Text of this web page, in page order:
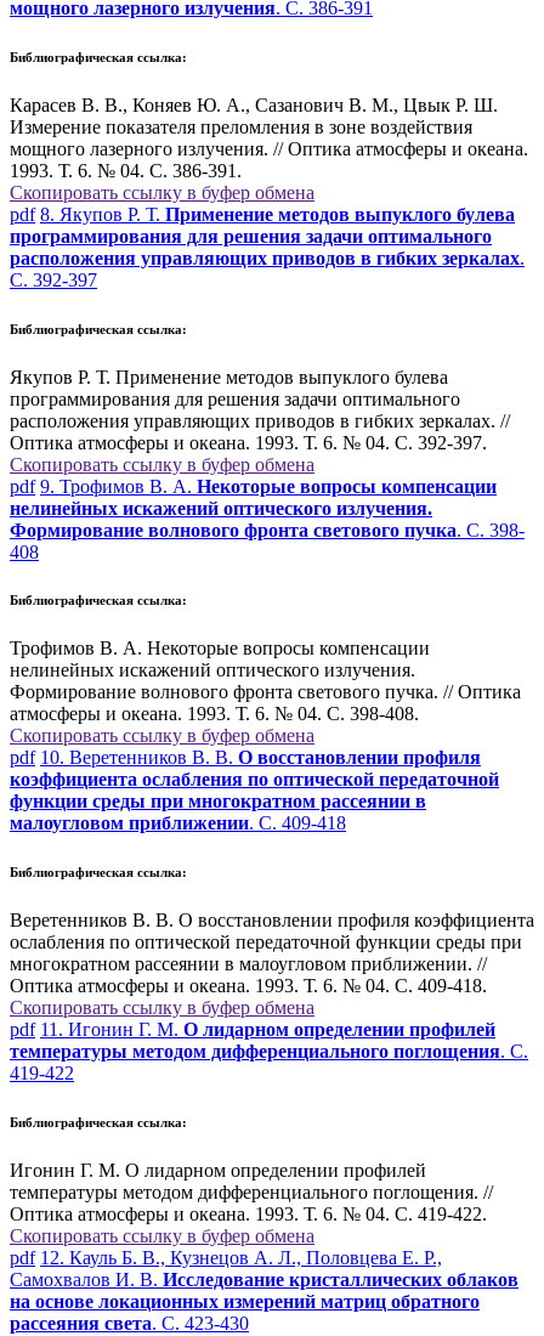
мощного лазерного излучения. С. 386-391
Библиографическая ссылка:
Карасев В. В., Коняев Ю. А., Сазанович В. М., Цвык Р. Ш.
Измерение показателя преломления в зоне воздействия
мощного лазерного излучения. // Оптика атмосферы и океана.
1993. Т. 6. № 04. С. 386-391.
Скопировать ссылку в буфер обмена
pdf 8. Якупов Р. Т. Применение методов выпуклого булева
программирования для решения задачи оптимального
расположения управляющих приводов в гибких зеркалах.
С. 392-397
Библиографическая ссылка:
Якупов Р. Т. Применение методов выпуклого булева
программирования для решения задачи оптимального
расположения управляющих приводов в гибких зеркалах. //
Оптика атмосферы и океана. 1993. Т. 6. № 04. С. 392-397.
Скопировать ссылку в буфер обмена
pdf 9. Трофимов В. А. Некоторые вопросы компенсации
нелинейных искажений оптического излучения.
Формирование волнового фронта светового пучка. С. 398-
408
Библиографическая ссылка:
Трофимов В. А. Некоторые вопросы компенсации
нелинейных искажений оптического излучения.
Формирование волнового фронта светового пучка. // Оптика
атмосферы и океана. 1993. Т. 6. № 04. С. 398-408.
Скопировать ссылку в буфер обмена
pdf 10. Веретенников В. В. О восстановлении профиля
коэффициента ослабления по оптической передаточной
функции среды при многократном рассеянии в
малоугловом приближении. С. 409-418
Библиографическая ссылка:
Веретенников В. В. О восстановлении профиля коэффициента
ослабления по оптической передаточной функции среды при
многократном рассеянии в малоугловом приближении. //
Оптика атмосферы и океана. 1993. Т. 6. № 04. С. 409-418.
Скопировать ссылку в буфер обмена
pdf 11. Игонин Г. М. О лидарном определении профилей
температуры методом дифференциального поглощения. С.
419-422
Библиографическая ссылка:
Игонин Г. М. О лидарном определении профилей
температуры методом дифференциального поглощения. //
Оптика атмосферы и океана. 1993. Т. 6. № 04. С. 419-422.
Скопировать ссылку в буфер обмена
pdf 12. Кауль Б. В., Кузнецов А. Л., Половцева Е. Р.,
Самохвалов И. В. Исследование кристаллических облаков
на основе локационных измерений матриц обратного
рассеяния света. С. 423-430